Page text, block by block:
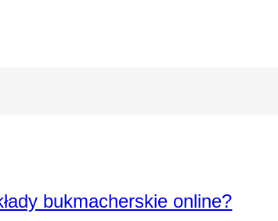
bukmacherskie online?